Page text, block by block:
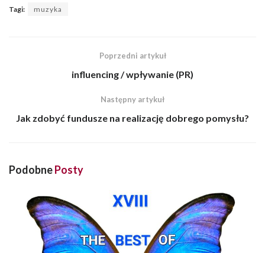
Tagi: muzyka
Poprzedni artykuł
influencing / wpływanie (PR)
Następny artykuł
Jak zdobyć fundusze na realizację dobrego pomysłu?
PodobnePosty